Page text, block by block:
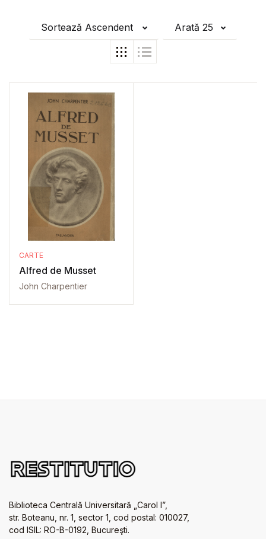
Sortează Ascendent Arată 25
CARTE
Alfred de Musset
John Charpentier
Biblioteca Centrală Universitară „Carol I”,
str. Boteanu, nr. 1, sector 1, cod postal: 010027,
cod ISIL: RO-B-0192, Bucureşti.